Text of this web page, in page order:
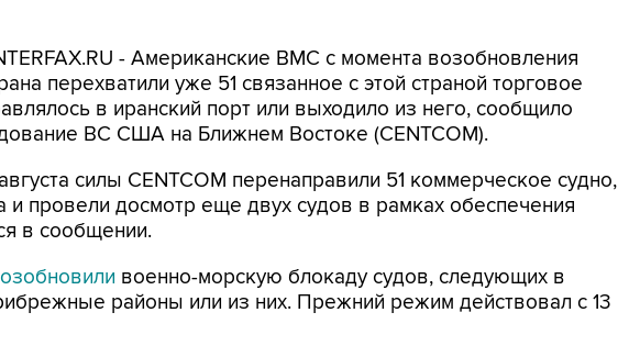
- Американские ВМС с момента возобновления
перехватили уже 51 связанное с этой страной торговое
в иранский порт или выходило из него, сообщило
ВС США на Ближнем Востоке (CENTCOM).
силы CENTCOM перенаправили 51 коммерческое судно,
и провели досмотр еще двух судов в рамках обеспечения
в сообщении.
военно-морскую блокаду судов, следующих в
районы или из них. Прежний режим действовал с 13